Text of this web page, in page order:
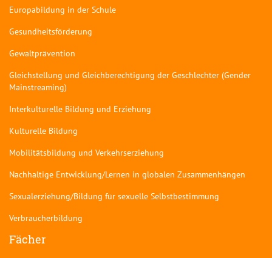
Europabildung in der Schule
Gesundheitsförderung
Gewaltprävention
Gleichstellung und Gleichberechtigung der Geschlechter (Gender
Mainstreaming)
Interkulturelle Bildung und Erziehung
Kulturelle Bildung
Mobilitätsbildung und Verkehrserziehung
Nachhaltige Entwicklung/Lernen in globalen Zusammenhängen
Sexualerziehung/Bildung für sexuelle Selbstbestimmung
Verbraucherbildung
Fächer